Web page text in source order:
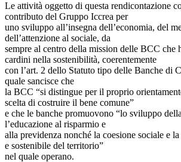
Le attività oggetto di questa rendicontazione
contributo del Gruppo Iccrea per
uno sviluppo all’insegna dell’economia, del
dell’attenzione al sociale, da
sempre al centro della mission delle BCC che
cardini nella sostenibilità, coerentemente
con l’art. 2 dello Statuto tipo delle Banche di
quale sancisce che
la BCC “si distingue per il proprio
scelta di costruire il bene comune”
e che le banche promuovono “lo sviluppo
l’educazione al risparmio e
alla previdenza nonché la coesione sociale e
e sostenibile del territorio”
nel quale operano.